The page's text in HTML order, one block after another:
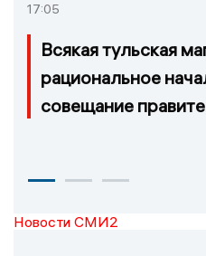
17:05
Всякая тульская
рациональное
совещание
Новости СМИ2